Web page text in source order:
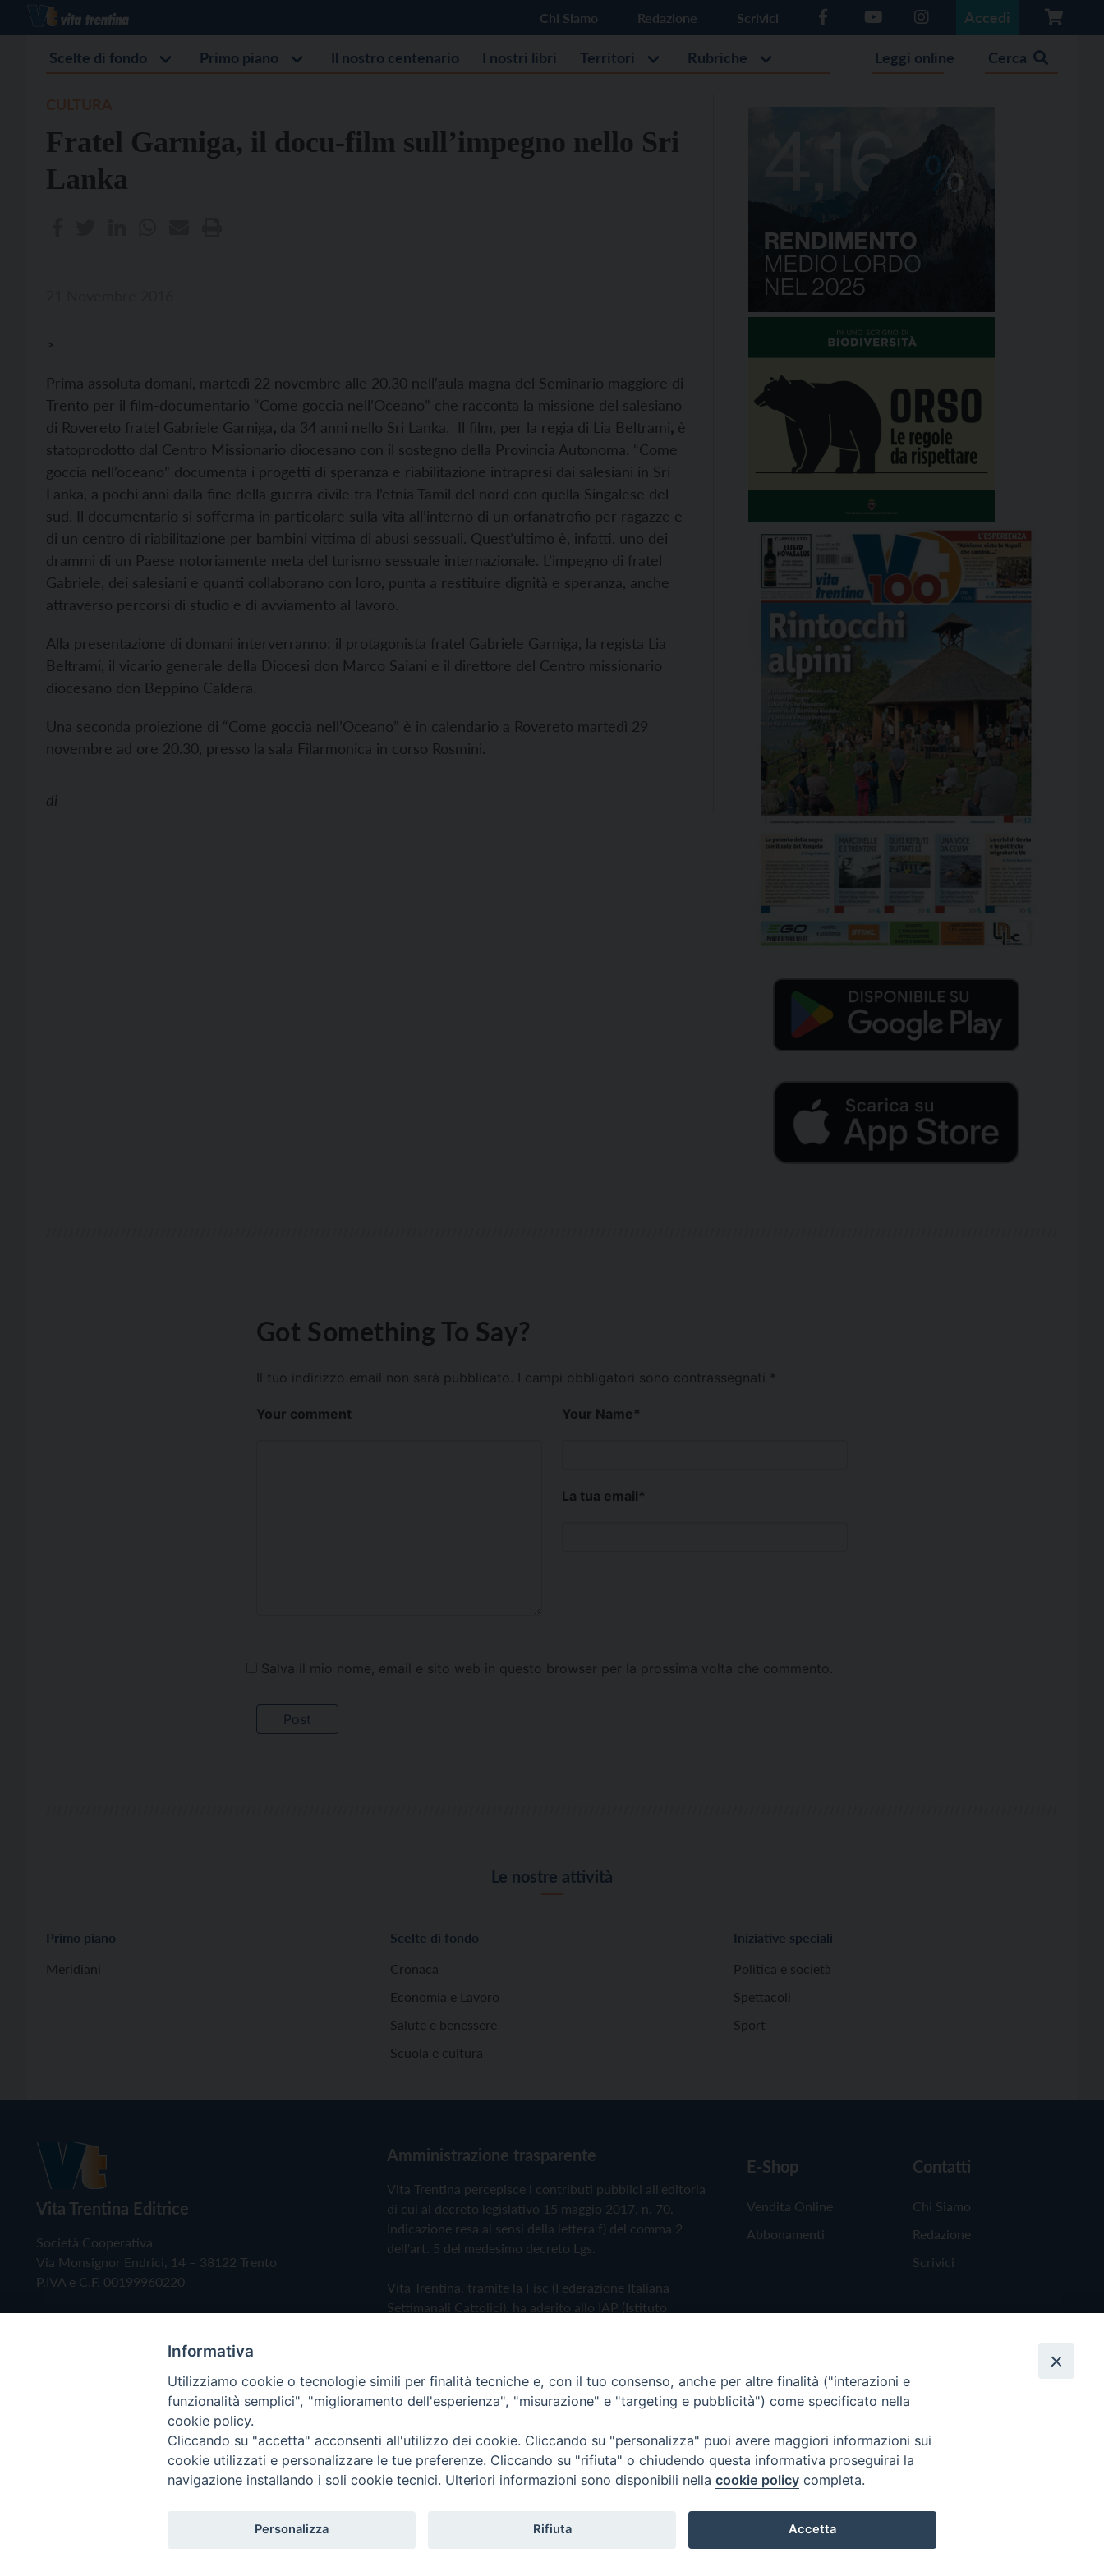
Chi Siamo Redazione Scrivici Accedi
Scelte di fondo Primo piano Il nostro centenario I nostri libri Territori Rubriche Leggi online Cerca
Fratel Garniga, il docu-film sull’impegno nello Sri
Lanka
>
Prima assoluta domani, martedì 22 novembre alle 20.30 nell’aula magna del Seminario maggiore di
Trento per il film-documentario “Come goccia nell’Oceano” che racconta la missione del salesiano
di Rovereto fratel Gabriele Garniga, da 34 anni nello Sri Lanka. Il film, per la regia di Lia Beltrami, è
statoprodotto dal Centro Missionario diocesano con il sostegno della Provincia Autonoma. “Come
goccia nell’oceano” documenta i progetti di speranza e riabilitazione intrapresi dai salesiani in Sri
Lanka, a pochi anni dalla fine della guerra civile tra l’etnia Tamil del nord con quella Singalese del
sud. Il documentario si sofferma in particolare sulla vita all’interno di un orfanatrofio per ragazze e
di un centro di riabilitazione per bambini vittima di abusi sessuali. Quest’ultimo è, infatti, uno dei
drammi di un Paese notoriamente meta del turismo sessuale internazionale. L’impegno di fratel
Gabriele, dei salesiani e quanti collaborano con loro, punta a restituire dignità e speranza, anche
attraverso percorsi di studio e di avviamento al lavoro.
Alla presentazione di domani interverranno: il protagonista fratel Gabriele Garniga, la regista Lia
Beltrami, il vicario generale della Diocesi don Marco Saiani e il direttore del Centro missionario
diocesano don Beppino Caldera.
Una seconda proiezione di “Come goccia nell’Oceano” è in calendario a Rovereto martedì 29
novembre ad ore 20.30, presso la sala Filarmonica in corso Rosmini.
di
Got Something To Say?
Il tuo indirizzo email non sarà pubblicato. I campi obbligatori sono contrassegnati *
Your comment Your Name*
La tua email*
Salva il mio nome, email e sito web in questo browser per la prossima volta che commento.
Le nostre attività
Primo piano
Meridiani
Scelte di fondo
Cronaca
Economia e Lavoro
Salute e benessere
Scuola e cultura
Iniziative speciali
Politica e società
Spettacoli
Sport
Vita Trentina Editrice
Società Cooperativa
Via Monsignor Endrici, 14 – 38122 Trento
P.IVA e C.F. 00199960220
Amministrazione trasparente
Vita Trentina percepisce i contributi pubblici all'editoria
di cui al decreto legislativo 15 maggio 2017, n. 70.
Indicazione resa ai sensi della lettera f) del comma 2
dell'art. 5 del medesimo decreto Lgs.
Vita Trentina, tramite la Fisc (Federazione Italiana
Settimanali Cattolici), ha aderito allo IAP (Istituto
Privacy Policy Cookie Policy
E-Shop
Vendita Online
Abbonamenti
Contatti
Chi Siamo
Redazione
Scrivici
Copyright © 2019 - Tutti i diritti riservati - Vita Trentina Editrice
Informativa
Utilizziamo cookie o tecnologie simili per finalità tecniche e, con il tuo consenso, anche per altre finalità ("interazioni e
funzionalità semplici", "miglioramento dell'esperienza", "misurazione" e "targeting e pubblicità") come specificato nella
cookie policy.
Cliccando su "accetta" acconsenti all'utilizzo dei cookie. Cliccando su "personalizza" puoi avere maggiori informazioni sui
cookie utilizzati e personalizzare le tue preferenze. Cliccando su "rifiuta" o chiudendo questa informativa proseguirai la
navigazione installando i soli cookie tecnici. Ulteriori informazioni sono disponibili nella cookie policy completa.
Personalizza Rifiuta Accetta